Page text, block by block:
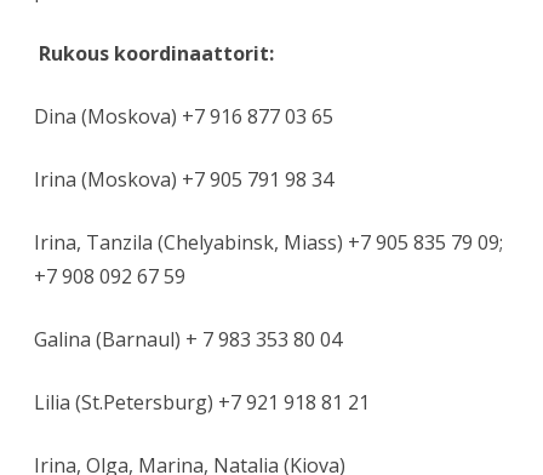
Rukous koordinaattorit:
Dina (Moskova) +7 916 877 03 65
Irina (Moskova) +7 905 791 98 34
Irina, Tanzila (Chelyabinsk, Miass) +7 905 835 79 09;
+7 908 092 67 59
Galina (Barnaul) + 7 983 353 80 04
Lilia (St.Petersburg) +7 921 918 81 21
Irina, Olga, Marina, Natalia (Kiova)